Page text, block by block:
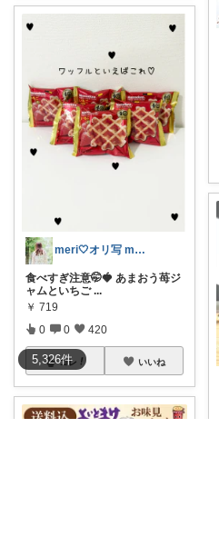
5,326件
meri🤍オリ写 main
食べすぎ注意🤭🍓 あまおう苺ジ
ャムといちご ...
￥ 719
0 0 420
コレ いいね